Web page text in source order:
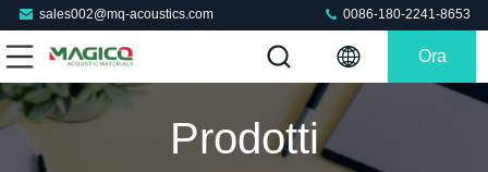
sales002@mq-acoustics.com 0086-180-2241-8653
Ora
Prodotti